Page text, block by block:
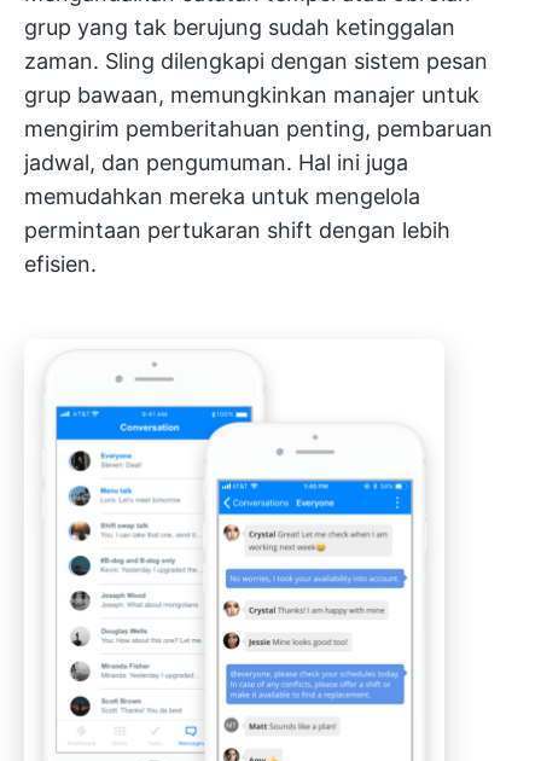
grup yang tak berujung sudah ketinggalan
zaman. Sling dilengkapi dengan sistem pesan
grup bawaan, memungkinkan manajer untuk
mengirim pemberitahuan penting, pembaruan
jadwal, dan pengumuman. Hal ini juga
memudahkan mereka untuk mengelola
permintaan pertukaran shift dengan lebih
efisien.